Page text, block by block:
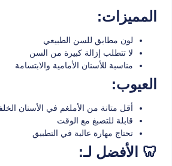
المميزات:
لون مطابق للسن الطبيعي
لا تتطلب إزالة كبيرة من السن
مناسبة للأسنان الأمامية والابتسامة
العيوب:
أقل متانة من الأملغم في الأسنان
قابلة للتصبغ مع الوقت
تحتاج مهارة عالية في التطبيق
🦷 الأفضل لـ: